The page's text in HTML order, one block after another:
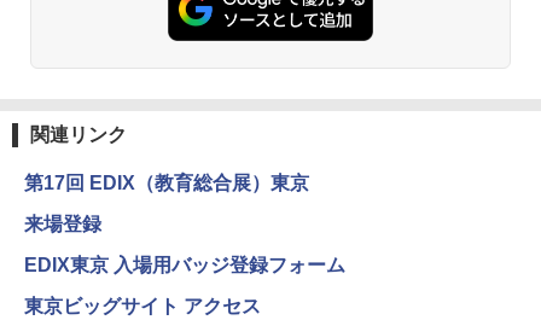
仮面ライダー 改造人間 限定ケース版
4
つかめ！理科ダマン 12 最強ロボット決
物理実験モデル楽器電磁気教材を教える
Galtonplatteの物理的な機器
ホリデープロジェクト、ギフトイベン
カバリーを備えたインタラクティブサイ
関連リンク
第17回 EDIX（教育総合展）東京
来場登録
EDIX東京 入場用バッジ登録フォーム
東京ビッグサイト アクセス